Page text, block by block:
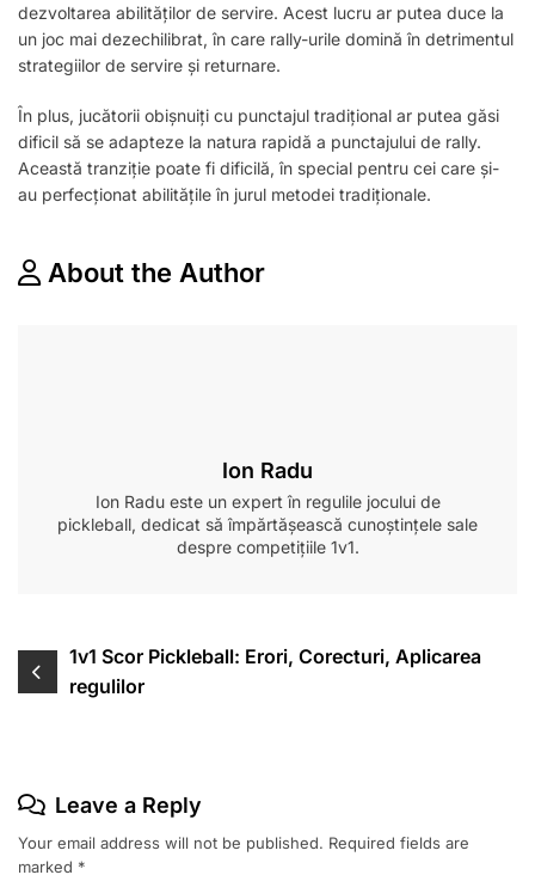
dezvoltarea abilităților de servire. Acest lucru ar putea duce la
un joc mai dezechilibrat, în care rally-urile domină în detrimentul
strategiilor de servire și returnare.
În plus, jucătorii obișnuiți cu punctajul tradițional ar putea găsi
dificil să se adapteze la natura rapidă a punctajului de rally.
Această tranziție poate fi dificilă, în special pentru cei care și-
au perfecționat abilitățile în jurul metodei tradiționale.
About the Author
Ion Radu
Ion Radu este un expert în regulile jocului de
pickleball, dedicat să împărtășească cunoștințele sale
despre competițiile 1v1.
Post
navigation
1v1 Scor Pickleball: Erori, Corecturi, Aplicarea
regulilor
Leave a Reply
Your email address will not be published. Required fields are
marked *